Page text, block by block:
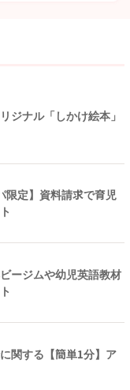
ジナル「しかけ絵本」
限定】資料請求で育児
ージムや幼児英語教材
関する【簡単1分】ア